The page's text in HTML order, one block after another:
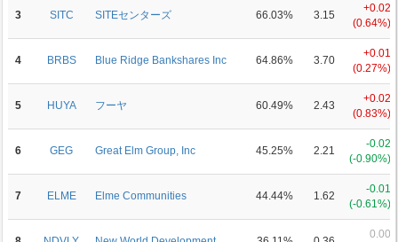
3 SITC SITEセンターズ 66.03% 3.15
+0.02
(0.64%)
4 BRBS Blue Ridge Bankshares Inc 64.86% 3.70
+0.01
(0.27%)
5 HUYA フーヤ 60.49% 2.43
+0.02
(0.83%)
6 GEG Great Elm Group, Inc 45.25% 2.21
-0.02
(-0.90%)
7 ELME Elme Communities 44.44% 1.62
-0.01
(-0.61%)
0.00